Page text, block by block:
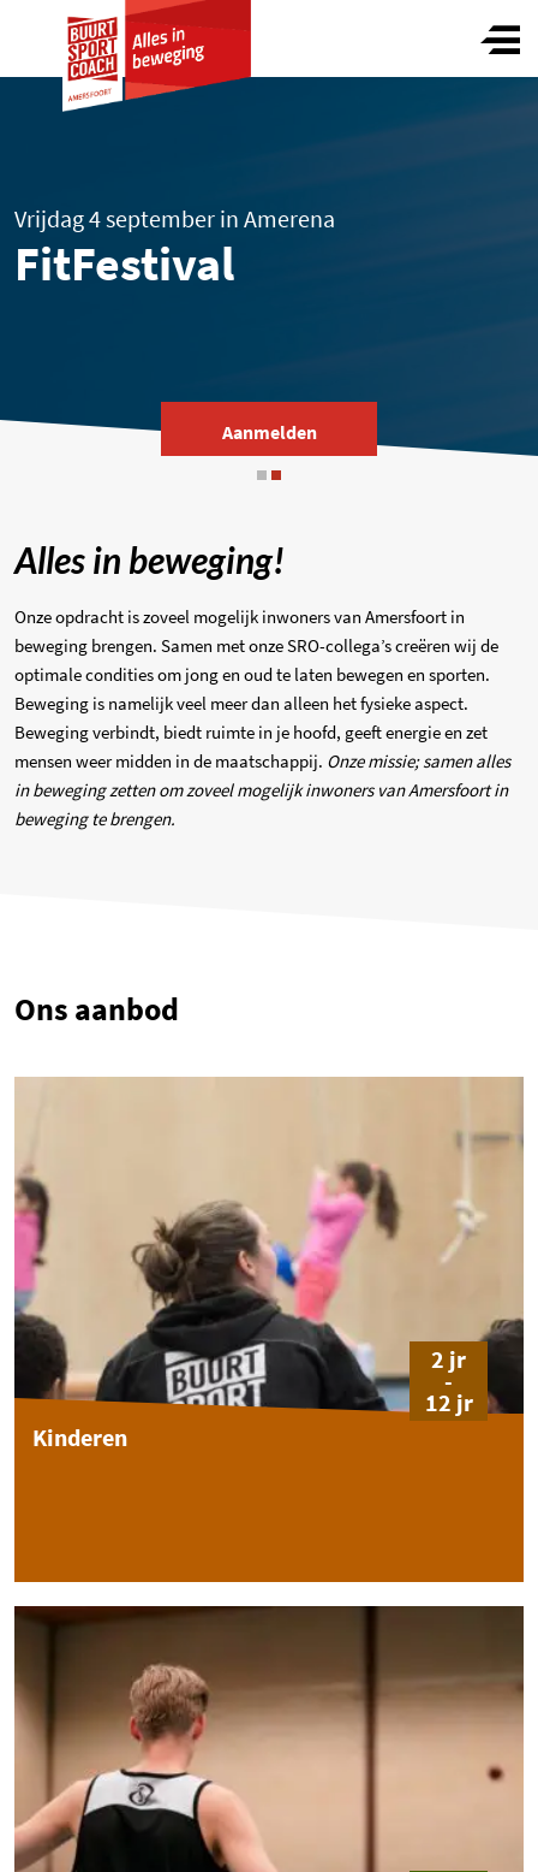
Home
Buurtsportcoach
Amersfoort
Nieuws en Agenda
FitFestival
Vrijdag 4 september in Amerena
Aanmelden
Alles in beweging!
Onze opdracht is zoveel mogelijk inwoners van Amersfoort in
beweging brengen. Samen met onze SRO-collega’s creëren wij de
optimale condities om jong en oud te laten bewegen en sporten.
Beweging is namelijk veel meer dan alleen het fysieke aspect.
Beweging verbindt, biedt ruimte in je hoofd, geeft energie en zet
mensen weer midden in de maatschappij. Onze missie; samen alles
in beweging zetten om zoveel mogelijk inwoners van Amersfoort in
beweging te brengen.
Ons aanbod
Kinderen
2 jr
-
12 jr